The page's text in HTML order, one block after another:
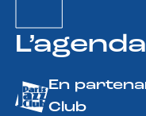
L’agenda
En
Club